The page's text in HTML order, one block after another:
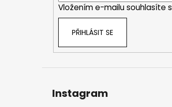
Vložením e-mailu souhlasíte s
PŘIHLÁSIT SE
Instagram